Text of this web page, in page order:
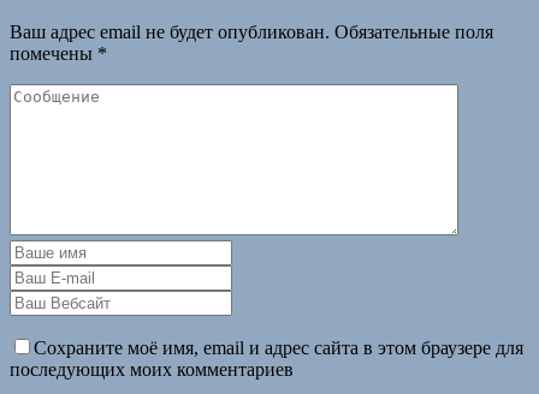
Ваш адрес email не будет опубликован. Обязательные поля
помечены *
Сохраните моё имя, email и адрес сайта в этом браузере для
последующих моих комментариев